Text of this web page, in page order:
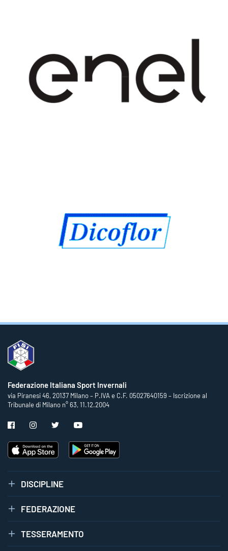
Federazione Italiana Sport Invernali
via Piranesi 46, 20137 Milano – P.IVA e C.F. 05027640159 – Iscrizione al
Tribunale di Milano n° 63, 11.12.2004
DISCIPLINE
FEDERAZIONE
TESSERAMENTO